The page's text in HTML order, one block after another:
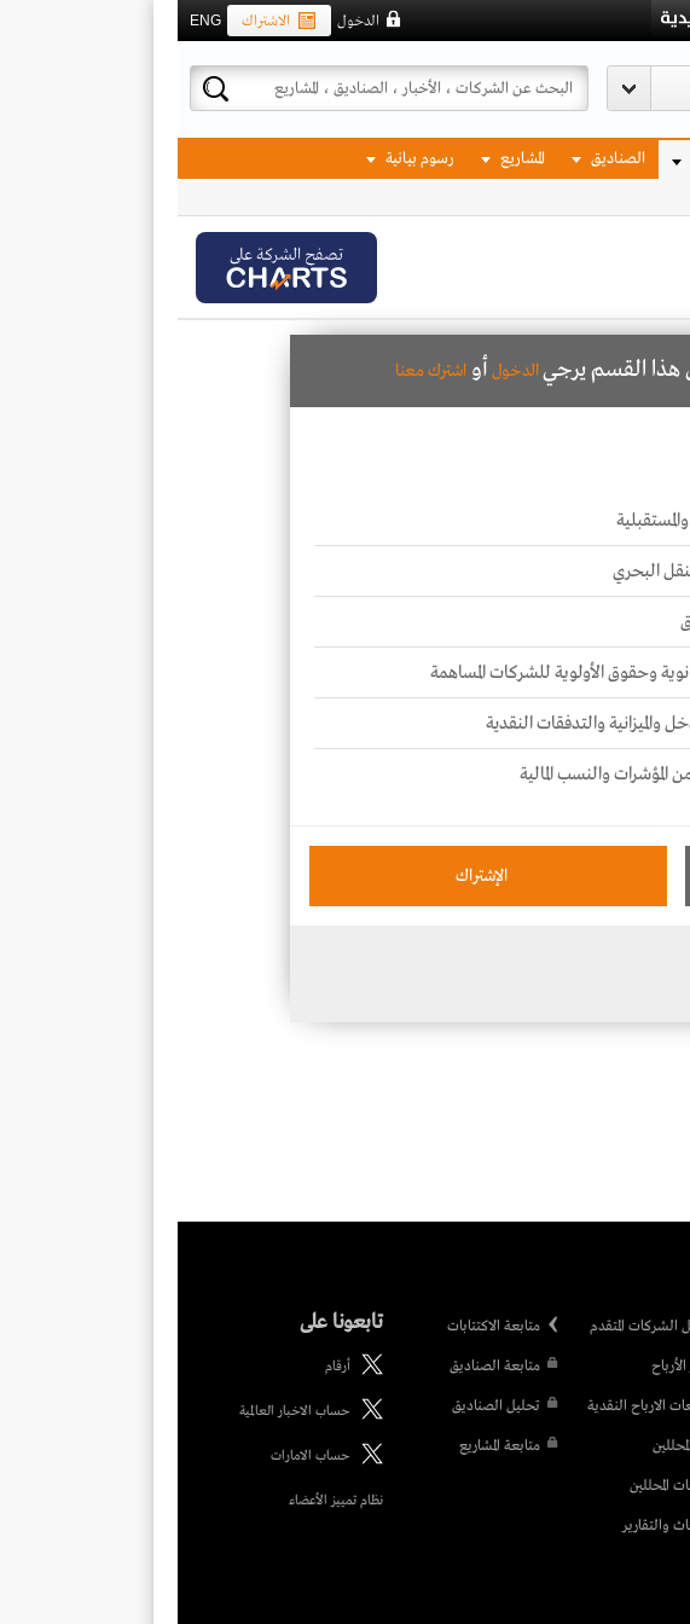
ENG الاشتراك الدخول
الصناديق المشاريع رسوم بيانية
تصفح الشركة على
هذا القسم يرجيالدخول أو اشترك معنا
البحري
وحقوق الأولوية للشركات المساهمة
والميزانية والتدفقات النقدية
المؤشرات والنسب المالية
الإشتراك
الشركات المتقدم
الارباح النقدية
المحللين
والتقارير
متابعة الاكتتابات
متابعة الصناديق
تحليل الصناديق
متابعة المشاريع
تابعونا على
أرقام
حساب الاخبار العالمية
حساب الامارات
نظام تمييز الأعضاء